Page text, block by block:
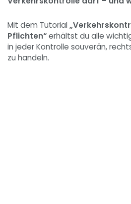
Mit dem Tutorial
Pflichten“erhältst du alle
in jeder Kontrolle souverän,
zu handeln.